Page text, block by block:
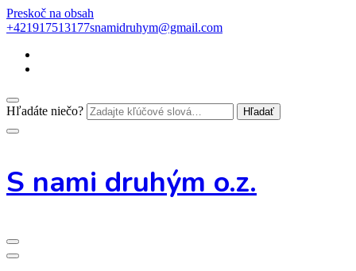
Preskoč na obsah
+421917513177snamidruhym@gmail.com
Hľadáte niečo?
S nami druhým o.z.